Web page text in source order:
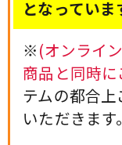
となっていま
※(オンライ
商品と同時
テムの都合
いただきます。